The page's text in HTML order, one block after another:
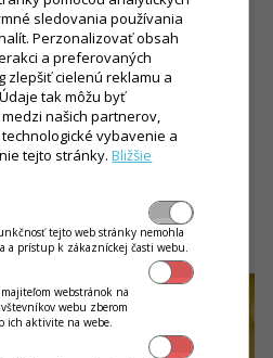
keďže tam sme mali dva
Skôr to bolo o tom, že som si
práve v dôsledku radov
trval dlhšie aj samotný výdaj.
som sa musel občas ja
kase, ktorú mám
v mobile, alebo v počítači. V
aby sme čo
sa radmi a urýchlili čakanie
by tam napríklad v tom čase bol
ani nemuselo dôjsť.
sledovania používania
Perzonalizovať obsah
a preferovaných
zlepšiť cielenú reklamu a
tak môžu byť
našich partnerov,
vybavenie a
tejto stránky.Bližšie
tejto web stránky nemohla
a prístup k zákazníckej časti webu.
webstránok na
webu zberom
ich aktivite na webe.